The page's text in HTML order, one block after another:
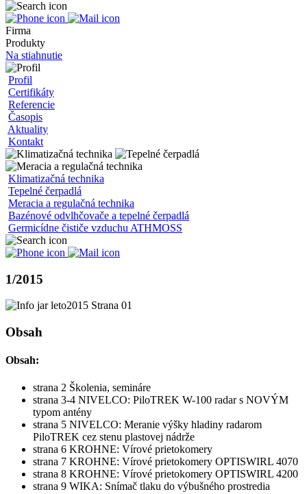
Firma
Produkty
Na stiahnutie
Profil
Certifikáty
Referencie
Časopis
Aktuality
Kontakt
Klimatizačná technika
Tepelné čerpadlá
Meracia a regulačná technika
Bazénové odvlhčovače a tepelné čerpadlá
Germicídne čističe vzduchu ATHMOSS
1/2015
Obsah
Obsah:
strana 2 Školenia, semináre
strana 3-4 NIVELCO: PiloTREK W-100 radar s NOVÝM
typom antény
strana 5 NIVELCO: Meranie výšky hladiny radarom
PiloTREK cez stenu plastovej nádrže
strana 6 KROHNE: Vírové prietokomery
strana 7 KROHNE: Vírové prietokomery OPTISWIRL 4070
strana 8 KROHNE: Vírové prietokomery OPTISWIRL 4200
strana 9 WIKA: Snímač tlaku do výbušného prostredia